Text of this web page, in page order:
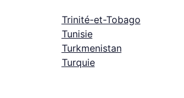
Trinité-et-Tobago
Tunisie
Turkmenistan
Turquie